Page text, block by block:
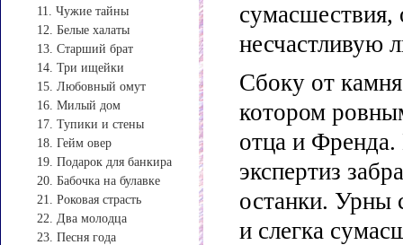
11. Чужие тайны
12. Белые халаты
13. Старший брат
14. Три ищейки
15. Любовный омут
16. Милый дом
17. Тупики и стены
18. Гейм овер
19. Подарок для банкира
20. Бабочка на булавке
21. Роковая страсть
22. Два молодца
23. Песня года
несчастливую
Сбоку от
котором
отца и Френда.
экспертиз
останки. Урны
и слегка